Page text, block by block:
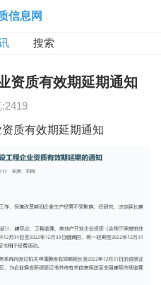
信息网
搜索
资质有效期延期通知
质有效期延期通知